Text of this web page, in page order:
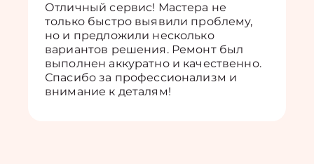
Отличный сервис! Мастера не
только быстро выявили проблему,
но и предложили несколько
вариантов решения. Ремонт был
выполнен аккуратно и качественно.
Спасибо за профессионализм и
внимание к деталям!